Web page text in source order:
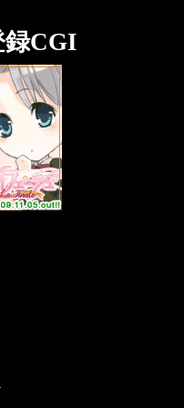
録CGI